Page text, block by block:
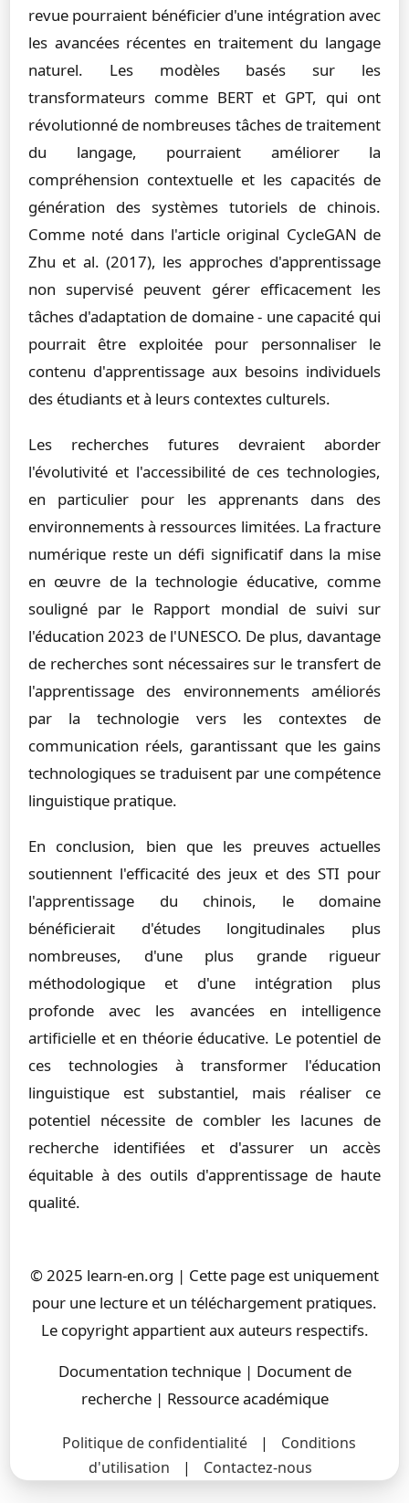
revue pourraient bénéficier d'une intégration avec
les avancées récentes en traitement du langage
naturel. Les modèles basés sur les
transformateurs comme BERT et GPT, qui ont
révolutionné de nombreuses tâches de traitement
du langage, pourraient améliorer la
compréhension contextuelle et les capacités de
génération des systèmes tutoriels de chinois.
Comme noté dans l'article original CycleGAN de
Zhu et al. (2017), les approches d'apprentissage
non supervisé peuvent gérer efficacement les
tâches d'adaptation de domaine - une capacité qui
pourrait être exploitée pour personnaliser le
contenu d'apprentissage aux besoins individuels
des étudiants et à leurs contextes culturels.
Les recherches futures devraient aborder
l'évolutivité et l'accessibilité de ces technologies,
en particulier pour les apprenants dans des
environnements à ressources limitées. La fracture
numérique reste un défi significatif dans la mise
en œuvre de la technologie éducative, comme
souligné par le Rapport mondial de suivi sur
l'éducation 2023 de l'UNESCO. De plus, davantage
de recherches sont nécessaires sur le transfert de
l'apprentissage des environnements améliorés
par la technologie vers les contextes de
communication réels, garantissant que les gains
technologiques se traduisent par une compétence
linguistique pratique.
En conclusion, bien que les preuves actuelles
soutiennent l'efficacité des jeux et des STI pour
l'apprentissage du chinois, le domaine
bénéficierait d'études longitudinales plus
nombreuses, d'une plus grande rigueur
méthodologique et d'une intégration plus
profonde avec les avancées en intelligence
artificielle et en théorie éducative. Le potentiel de
ces technologies à transformer l'éducation
linguistique est substantiel, mais réaliser ce
potentiel nécessite de combler les lacunes de
recherche identifiées et d'assurer un accès
équitable à des outils d'apprentissage de haute
qualité.
© 2025 learn-en.org | Cette page est uniquement
pour une lecture et un téléchargement pratiques.
Le copyright appartient aux auteurs respectifs.
Documentation technique | Document de
recherche | Ressource académique
Politique de confidentialité |
Conditions
d'utilisation
| Contactez-nous